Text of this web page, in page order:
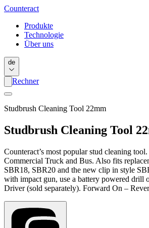
Counteract
Produkte
Technologie
Über uns
de
Rechner
Studbrush Cleaning Tool 22mm
Studbrush Cleaning Tool
Counteract’s most popular stud cleaning
Commercial Truck and Bus. Also fits
SBR18, SBR20 and the new clip in style
with impact gun, use a battery powered drill
Driver (sold separately). Forward On –